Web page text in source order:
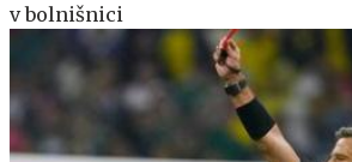
v bolnišnici